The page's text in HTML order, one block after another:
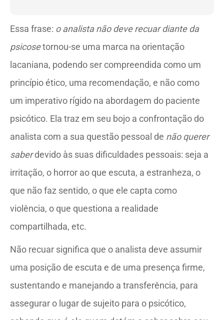
Essa frase: o analista não deve recuar diante da
psicosetornou-se uma marca na orientação
lacaniana, podendo ser compreendida como um
princípio ético, uma recomendação, e não como
um imperativo rígido na abordagem do paciente
psicótico. Ela traz em seu bojo a confrontação do
analista com a sua questão pessoal de não querer
saberdevido às suas dificuldades pessoais: seja a
irritação, o horror ao que escuta, a estranheza, o
que não faz sentido, o que ele capta como
violência, o que questiona a realidade
compartilhada, etc.
Não recuar significa que o analista deve assumir
uma posição de escuta e de uma presença firme,
sustentando e manejando a transferência, para
assegurar o lugar de sujeito para o psicótico,